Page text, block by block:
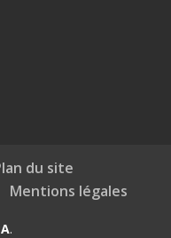
du site
Mentions légales
.